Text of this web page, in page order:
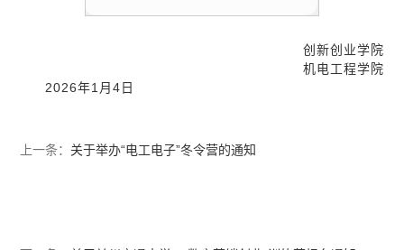
创新创业学院
机电工程学院
2026年1月4日
上一条： 关于举办“电工电子”冬令营的通知